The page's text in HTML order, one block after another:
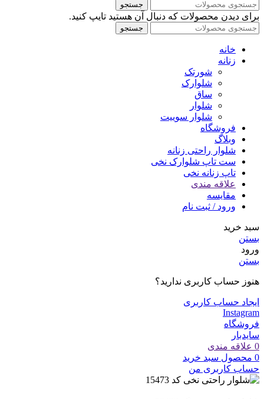
جستجو
برای دیدن محصولات که دنبال آن هستید تایپ کنید.
جستجو
خانه
زنانه
شورتک
شلوارک
ساق
شلوار
شلوار سوییت
فروشگاه
وبلاگ
شلوار راحتی زنانه
ست تاپ شلوارک نخی
تاپ زنانه نخی
علاقه مندی
مقایسه
ورود / ثبت نام
سبد خرید
بستن
ورود
بستن
هنوز حساب کاربری ندارید؟
ایجاد حساب کاربری
Instagram
فروشگاه
سایدبار
0 علاقه مندی
0 محصول سبد خرید
حساب کاربری من